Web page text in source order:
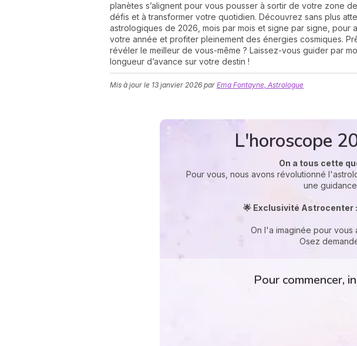
planètes s’alignent pour vous pousser à sortir de votre zone
défis et à transformer votre quotidien. Découvrez sans plus
astrologiques de 2026, mois par mois et signe par signe, pour
votre année et profiter pleinement des énergies cosmiques.
révéler le meilleur de vous-même ? Laissez-vous guider par
longueur d’avance sur votre destin !
Mis à jour le 13 janvier 2026 par Ema Fontayne, Astrologue
L'horoscope
On a tous cette
Pour vous, nous avons révolutionné
une
🌟 Exclusivité Astrocenter
On l'a imaginée pour vous
Osez
Pour commencer,